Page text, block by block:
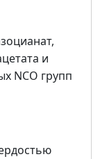
и
NCO групп